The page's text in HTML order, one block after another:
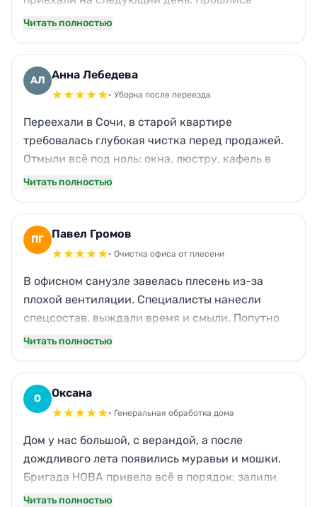
парогенератором по всем швам плитки, вымыли
спокойно заезжать, помещение как новое, без
всякой химической отдушки.
Читать полностью
АЛ Анна Лебедева
★★★★★• Уборка после переезда
Переехали в Сочи, в старой квартире
требовалась глубокая чистка перед продажей.
Отмыли всё под ноль: окна, люстру, кафель в
ванной, даже внутри шкафов протёрли.
помещение сияет, риэлтор сказал, что теперь
показывать не стыдно.
Читать полностью
ПГ Павел Громов
★★★★★• Очистка офиса от плесени
В офисном санузле завелась плесень из-за
плохой вентиляции. Специалисты нанесли
спецсостав, выждали время и смыли. Попутно
обработали сплит-системы — из них перестало
Дали гарантию на месяц — пока всё чисто.
Читать полностью
О Оксана
★★★★★• Генеральная обработка дома
Дом у нас большой, с верандой, а после
дождливого лета появились муравьи и мошки.
Бригада НОВА привела всё в порядок: залили
щели в террасе, обработали подвал, даже
Читать полностью